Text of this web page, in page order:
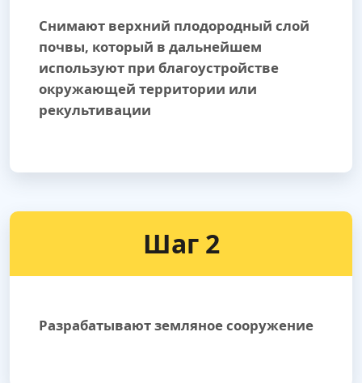
Снимают верхний плодородный слой
почвы, который в дальнейшем
используют при благоустройстве
окружающей территории или
рекультивации
Шаг 2
Разрабатывают земляное сооружение